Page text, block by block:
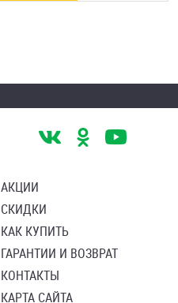
АКЦИИ
СКИДКИ
КАК КУПИТЬ
ГАРАНТИИ И ВОЗВРАТ
КОНТАКТЫ
КАРТА САЙТА